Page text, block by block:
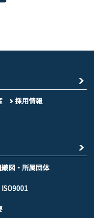
採用情報
図・所属団体
ISO9001